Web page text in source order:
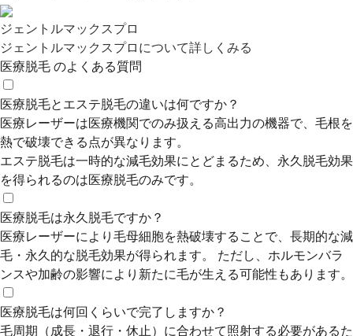
ジェントルマックスプロ
ジェントルマックスプロについて詳しくみる
医療脱毛 のよくある質問
医療脱毛とエステ脱毛の違いは何ですか？
医療レーザーは医療機関でのみ扱える高出力の機器で、毛根を
熱で破壊できる点が異なります。
エステ脱毛は一時的な減毛効果にとどまるため、永久脱毛効果
を得られるのは医療脱毛のみです。
医療脱毛は永久脱毛ですか？
医療レーザーにより毛母細胞を熱破壊することで、長期的な減
毛・永久的な脱毛効果が得られます。 ただし、ホルモンバラ
ンスや加齢の影響により新たに毛が生える可能性もあります。
医療脱毛は何回くらいで完了しますか？
毛周期（成長・退行・休止）に合わせて照射する必要があるた